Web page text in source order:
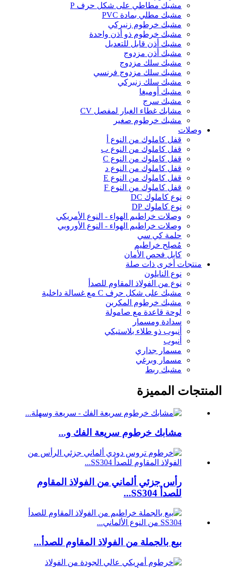
مشبك مطاطي على شكل حرف P
مشبك مطلي بمادة PVC
مشبك خرطوم زنبركي
مشبك خرطوم ذو أذن واحدة
مشبك أذن قابل للتعديل
مشبك أذن مزدوج
مشبك سلك مزدوج
مشبك سلك مزدوج فرنسي
مشبك سلك زنبركي
مشبك أوميغا
مشبك سرج
مشابك غطاء الغبار لمفصل CV
مشبك خرطوم صغير
وصلات
قفل كاملوك من النوع أ
قفل كاملوك من النوع ب
قفل كاملوك من النوع C
قفل كاملوك من النوع د
قفل كاملوك من النوع E
قفل كاملوك من النوع F
نوع كاملوك DC
نوع كاملوك DP
وصلات خراطيم الهواء - النوع الأمريكي
وصلات خراطيم الهواء - النوع الأوروبي
حلمة كي سي
مُصلِح خراطيم
كابل فحص الأمان
منتجات أخرى ذات صلة
نوع النايلون
نوع من الفولاذ المقاوم للصدأ
مشبك على شكل حرف C مع غسالة داخلية
مشبك خرطوم المكربن
لوحة قاعدة مع صامولة
سدادة ومسمار
أنبوب ذو طلاء بلاستيكي
أنبوب
مسمار جداري
مسمار وبرغي
مشبك ربط
المنتجات المميزة
مشابك خرطوم سريعة الفك و...
رأس جزئي ألماني من الفولاذ المقاوم
للصدأ SS304...
بيع بالجملة من الفولاذ المقاوم للصدأ...